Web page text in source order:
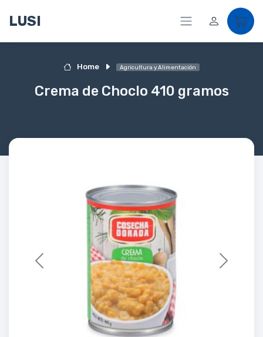
LUSI
Home Agricultura y Alimentación
Crema de Choclo 410 gramos
Previous Next